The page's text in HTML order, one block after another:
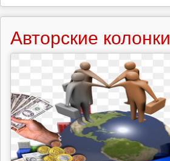
войны
пришла
к
белым
воротничкам:
«Тренды
порядка
хаоса»,
эпизод
61
(3
июля)
Авторские колонки